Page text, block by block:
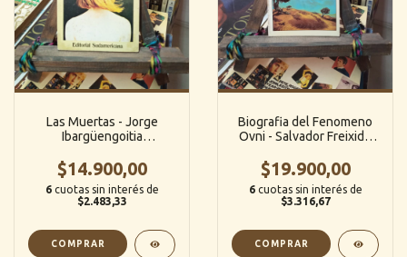
Las Muertas - Jorge
Ibargüengoitia
$14.900,00
6 cuotas sin interés de
$2.483,33
Biografia del Fenomeno
Ovni - Salvador Freixido
$19.900,00
6 cuotas sin interés de
$3.316,67